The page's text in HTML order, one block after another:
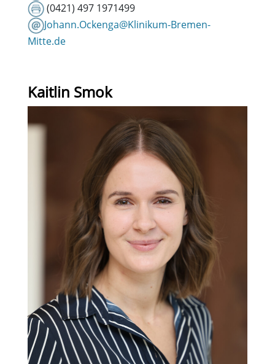
(0421) 497 1971499
Johann.Ockenga@Klinikum-Bremen-
Mitte.de
Kaitlin Smok